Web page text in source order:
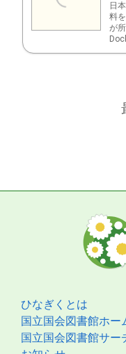
日
料
が所
ひなぎくとは
国立国会図書館ホー
国立国会図書館サー